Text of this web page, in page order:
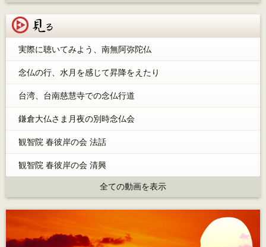
実際に聴いてみよう、南無阿弥陀仏
念仏の行、水月を感じて昇降をえたり
台湾、台南慈慧寺での念仏行道
鎌倉大仏さま月夜の別時念仏会
観智院 春彼岸の会 法話
観智院 春彼岸の会 清興
全ての動画を表示